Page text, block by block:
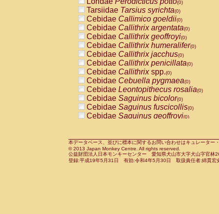
PitheciidaeCallicebus donacophilus
PitheciidaeCallicebus moloch
PitheciidaeCallicebus torquatus
PitheciidaeCallicebusspp.(0)
PitheciidaeChiropotes satanas(0)
PitheciidaePithecia monachus
PitheciidaePithecia pithecia(0)
CercopithecidaeCercocebus agilis
CercopithecidaeCercocebus
CercopithecidaeCercocebus
CercopithecidaeCercocebus
CercopithecidaeCercocebus
CercopithecidaeCercocebushybrid
CercopithecidaePapio anubis(0)
CercopithecidaePapio cynocephalus
CercopithecidaePapio hamadryas(0)
(0)
Tarsiidae Tarsius syrichta(0)
Cebidae Callimico goeldii(0)
Cebidae Callithrix argentata(0)
Cebidae Callithrix geoffroyi(0)
Cebidae Callithrix humeralifer(0)
Cebidae Callithrix jacchus(0)
Cebidae Callithrix penicillata(0)
Cebidae Callithrixspp.(0)
Cebidae Cebuella pygmaea(0)
Cebidae Leontopithecus rosalia(0)
Cebidae Saguinus bicolor(0)
Cebidae Saguinus fuscicollis(0)
Cebidae Saguinus geoffroyi(0)
CebidaeSaguinus leucopus(0)
CebidaeSaguinus midas(0)
Cebidae Saguinus mystax(0)
本データベース、並びに標本に関するお問い合わせはキュレータ
© 2013 Japan Monkey Centre. All rights reserved.
公益財団法人日本モンキーセンター 愛知県犬山市大字犬山字官
登録:平成19年5月31日 有効:令和4年5月30日 取扱責任者:綿貫宏